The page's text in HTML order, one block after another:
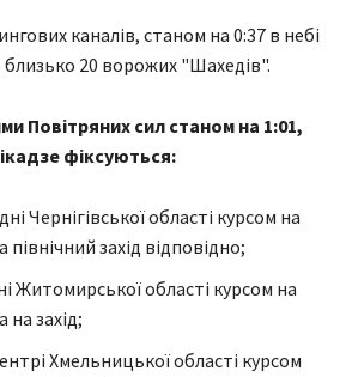
каналів, станом на 0:37 в небі
20 ворожих "Шахедів".
Повітряних сил станом на 1:01,
фіксуються:
Чернігівської області курсом на
північний захід відповідно;
Житомирської області курсом на
на захід;
Хмельницької області курсом